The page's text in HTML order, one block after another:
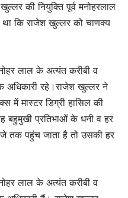
की नियुक्ति पूर्व मनोहरलाल
कि राजेश खुल्लर को चाणक्य
लाल के अत्यंत करीबी व
अधिकारी रहे।राजेश खुल्लर ने
में मास्टर डिग्री हासिल की
बहुमुखी प्रतिभाओं के धनी व हर
तक पहुंच जाता है तो उसकी हर
लाल के अत्यंत करीबी व